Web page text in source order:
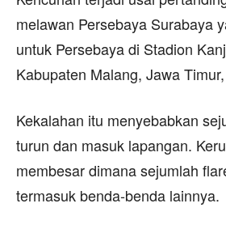
melawan Persebaya Surabaya
untuk Persebaya di Stadion
Kabupaten Malang, Jawa
Kekalahan itu menyebabkan
turun dan masuk lapangan.
membesar dimana sejumlah
termasuk benda-benda lainnya.